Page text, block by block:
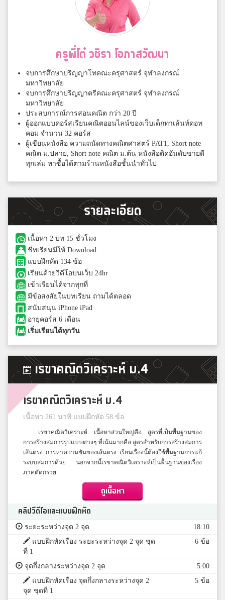
ครูพี่โต๋ วชิรา โอภาสวัฒนา
จบการศึกษาปริญญาโทคณะครุศาสตร์ จุฬาลงกรณ์
มหาวิทยาลัย
จบการศึกษาปริญญาตรีคณะครุศาสตร์ จุฬาลงกรณ์
มหาวิทยาลัย
ประสบการณ์การสอนคณิต กว่า 20 ปี
ผู้ออกแบบคอร์สเรียนคณิตออนไลน์ของเว็บเด็กทาเล้นท์ดอท
คอม จำนวน 32 คอร์ส
ผู้เขียนหนังสือ ความถนัดทางคณิตศาสตร์ PAT1, Short note
คณิต ม.ปลาย, Short note คณิต ม.ต้น หนังสือติดอันดับขายดี
ทุกเล่ม หาซื้อได้ตามร้านหนังสือชั้นนำทั่วไป
รายละเอียด
เนื้อหา 2 บท 15 ชั่วโมง
ชีทเรียนมีให้ Download
แบบฝึกหัด 134 ข้อ
เรียนด้วยวีดีโอบนเว็บ 24hr
เข้าเรียนได้จากทุกที่
มีข้อสงสัยในบทเรียน ถามได้ตลอด
สนับสนุน iPhone iPad
อายุคอร์ส 6 เดือน
เริ่มเรียนได้ทุกวัน
เรขาคณิตวิเคราะห์ ม.4
เรขาคณิตวิเคราะห์ ม.4
เนื้อหา 261 นาที แบบฝึกหัด 58 ข้อ
เรขาคณิตวิเคราะห์ เนื้อหาส่วนใหญ่คือ สูตรที่เป็นพื้นฐานของ
การสร้างสมการรูปแบบต่างๆ ที่เน้นมากคือ สูตรสำหรับการสร้างสมการ
เส้นตรง การหาความชันของเส้นตรง เรียนเรื่องนี้ต้องใช้พื้นฐานการแก้
ระบบสมการด้วย นอกจากนี้เรขาคณิตวิเคราะห์เป็นพื้นฐานของเรื่อง
ภาคตัดกรวย
ดูเนื้อหา
คลิปวีดีโอและแบบฝึกหัด
ระยะระหว่างจุด 2 จุด
18:10
แบบฝึกหัดเรื่อง ระยะระหว่างจุด 2 จุด ชุด
ที่ 1
6 ข้อ
จุดกึ่งกลางระหว่างจุด 2 จุด
5:00
แบบฝึกหัดเรื่อง จุดกึ่งกลางระหว่างจุด 2
จุด ชุดที่ 1
5 ข้อ